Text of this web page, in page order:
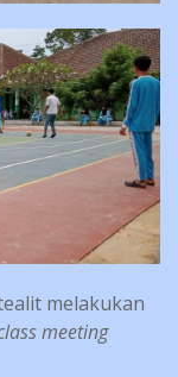
melakukan
meeting